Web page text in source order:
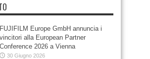
FUJIFILM Europe GmbH annuncia i
vincitori alla European Partner
Conference 2026 a Vienna
30 Giugno 2026